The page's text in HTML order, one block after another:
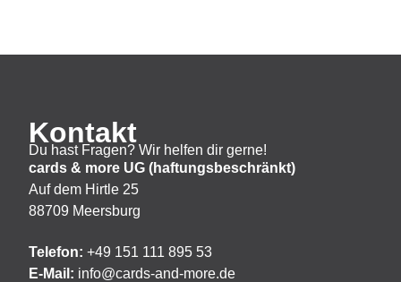
Kontakt
Du hast Fragen? Wir helfen dir gerne!
cards & more UG (haftungsbeschränkt)
Auf dem Hirtle 25
88709 Meersburg
Telefon:+49 151 111 895 53
E-Mail: info@cards-and-more.de